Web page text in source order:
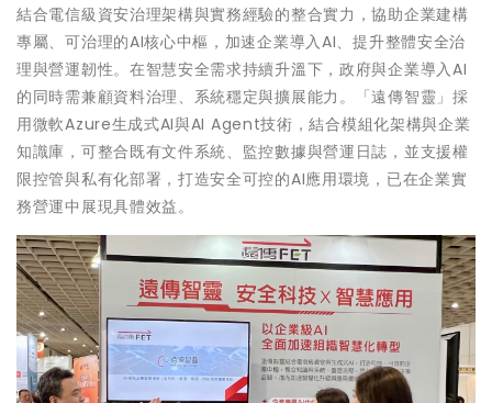
結合電信級資安治理架構與實務經驗的整合實力，協助企業建構
專屬、可治理的AI核心中樞，加速企業導入AI、提升整體安全治
理與營運韌性。在智慧安全需求持續升溫下，政府與企業導入AI
的同時需兼顧資料治理、系統穩定與擴展能力。「遠傳智靈」採
用微軟Azure生成式AI與AI Agent技術，結合模組化架構與企業
知識庫，可整合既有文件系統、監控數據與營運日誌，並支援權
限控管與私有化部署，打造安全可控的AI應用環境，已在企業實
務營運中展現具體效益。